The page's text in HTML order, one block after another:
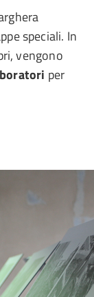
speciali. In
vengono
per